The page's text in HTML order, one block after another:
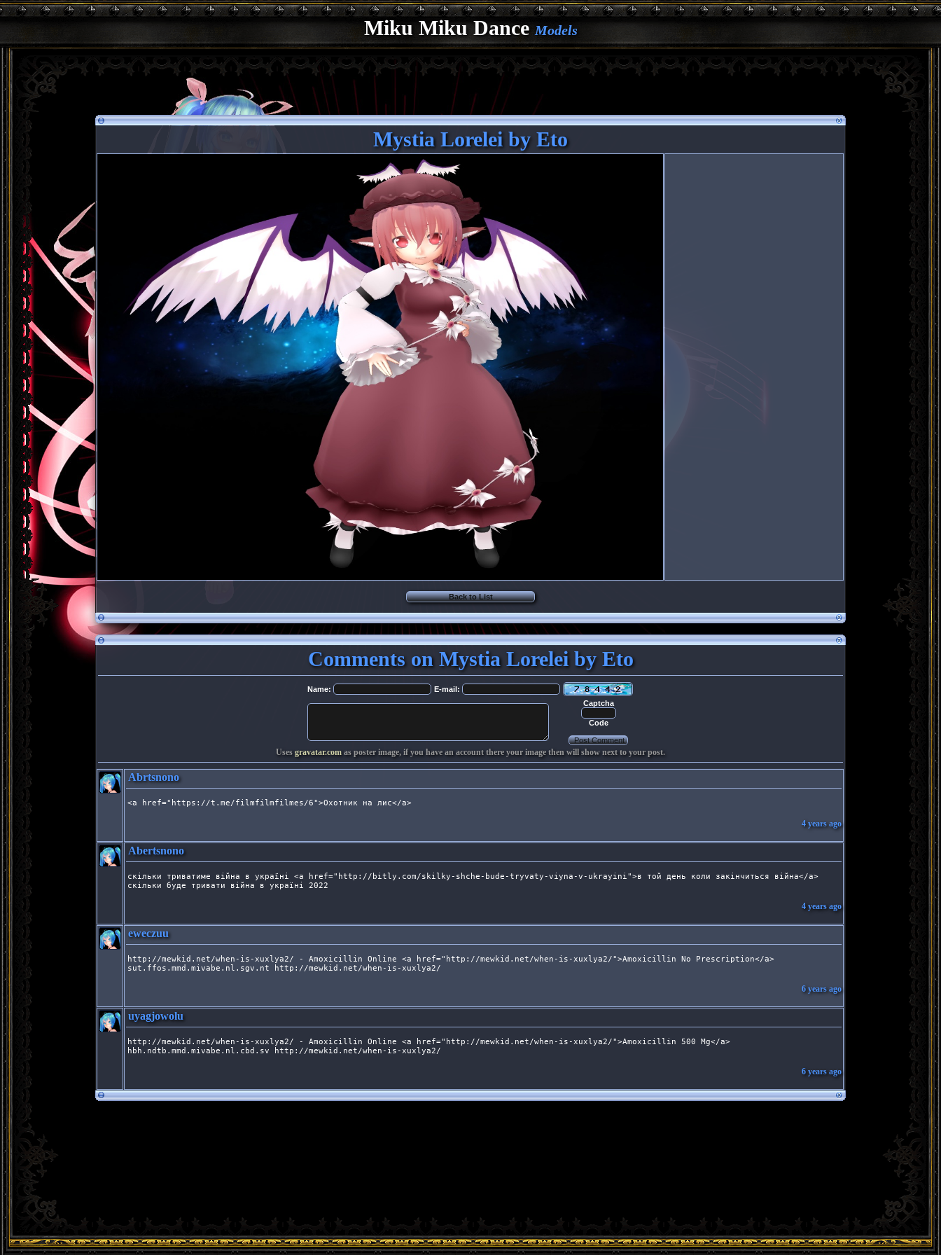
Miku Miku DanceModels
Mystia Lorelei by Eto
Back to List
Comments on Mystia Lorelei by Eto
Name:
E-mail:
Captcha
Code
Uses gravatar.com as poster image, if you have an account there your image then will show next to your post.
Abrtsnono
<a href="https://t.me/filmfilmfilmes/6">Охотник на лис</a>
4 years ago
Abertsnono
скільки триватиме війна в україні <a href="http://bitly.com/skilky-shche-bude-tryvaty-viyna-v-ukrayini">в той день коли закінчиться війна</a>
скільки буде тривати війна в україні 2022
4 years ago
eweczuu
http://mewkid.net/when-is-xuxlya2/ - Amoxicillin Online <a href="http://mewkid.net/when-is-xuxlya2/">Amoxicillin No Prescription</a>
sut.ffos.mmd.mivabe.nl.sgv.nt http://mewkid.net/when-is-xuxlya2/
6 years ago
uyagjowolu
http://mewkid.net/when-is-xuxlya2/ - Amoxicillin Online <a href="http://mewkid.net/when-is-xuxlya2/">Amoxicillin 500 Mg</a>
hbh.ndtb.mmd.mivabe.nl.cbd.sv http://mewkid.net/when-is-xuxlya2/
6 years ago